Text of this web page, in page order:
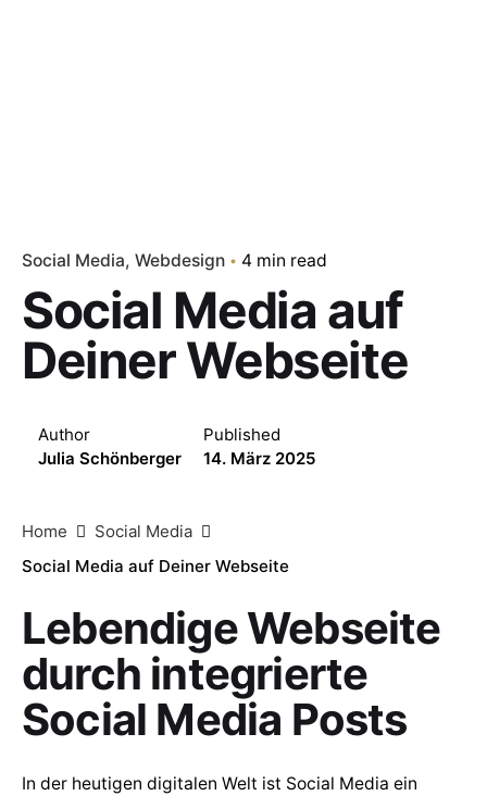
Social Media Webdesign 4 min read
Social Media auf
Deiner Webseite
Author
Julia Schönberger
Published
14. März 2025
Home
Social Media
Social Media auf Deiner Webseite
Lebendige Webseite
durch integrierte
Social Media Posts
In der heutigen digitalen Welt ist Social Media ein